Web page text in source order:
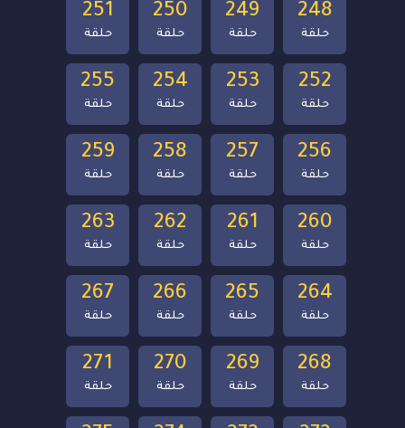
271
حلقة
270
حلقة
269
حلقة
268
حلقة
267
حلقة
266
حلقة
265
حلقة
264
حلقة
263
حلقة
262
حلقة
261
حلقة
260
حلقة
259
حلقة
258
حلقة
257
حلقة
256
حلقة
255
حلقة
254
حلقة
253
حلقة
252
حلقة
251
حلقة
250
حلقة
249
حلقة
248
حلقة